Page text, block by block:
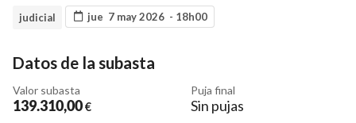
judicial jue 7 may 2026 - 18h00
Datos de la subasta
Valor subasta
139.310,00€
Puja final
Sin pujas